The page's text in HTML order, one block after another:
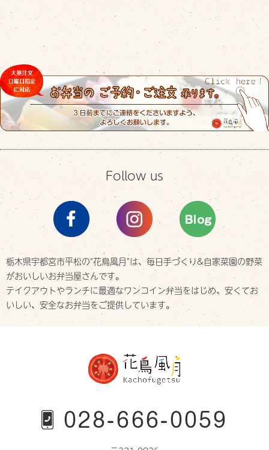
Follow us
栃木県宇都宮市平松の"花鳥風月"は、 毎日手づくり&自家菜園の野菜
がおいしいお弁当屋さんです。
テイクアウトやランチに最適なワンコイン弁当をはじめ、安くてお
いしい、安全なお弁当をご提供しています。